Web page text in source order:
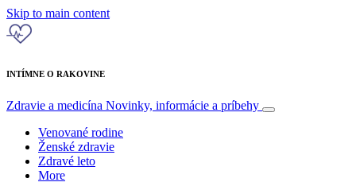
Skip to main content
INTÍMNE O RAKOVINE
Zdravie a medicína Novinky, informácie a príbehy
Venované rodine
Ženské zdravie
Zdravé leto
More